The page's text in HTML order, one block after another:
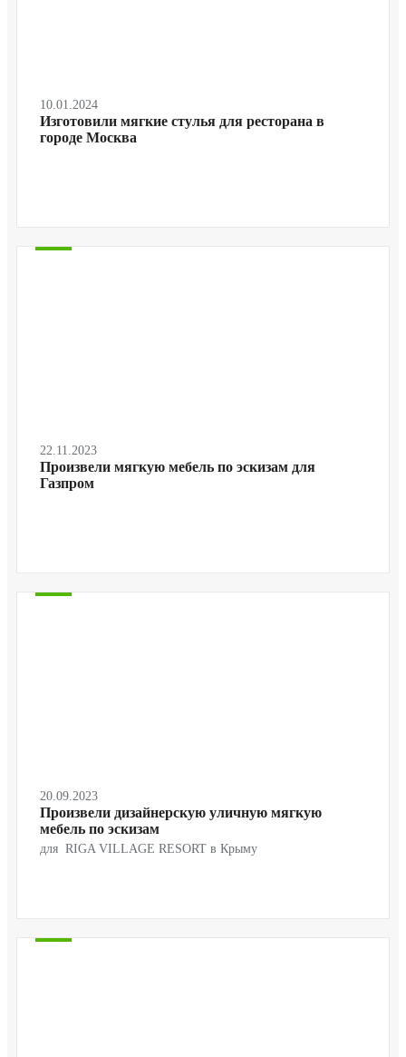
10.01.2024
Изготовили мягкие стулья для ресторана в
городе Москва
22.11.2023
Произвели мягкую мебель по эскизам для
Газпром
20.09.2023
Произвели дизайнерскую уличную мягкую
мебель по эскизам
для RIGA VILLAGE RESORT в Крыму